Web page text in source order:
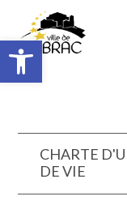
Ouvrir la barre d’outils
CHARTE
DE VIE